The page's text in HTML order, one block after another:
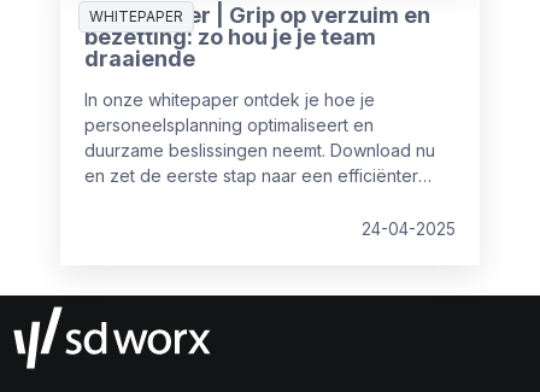
WHITEPAPER
Whitepaper | Grip op verzuim en
bezetting: zo hou je je team
draaiende
In onze whitepaper ontdek je hoe je
personeelsplanning optimaliseert en
duurzame beslissingen neemt. Download nu
en zet de eerste stap naar een efficiënter
24-04-2025